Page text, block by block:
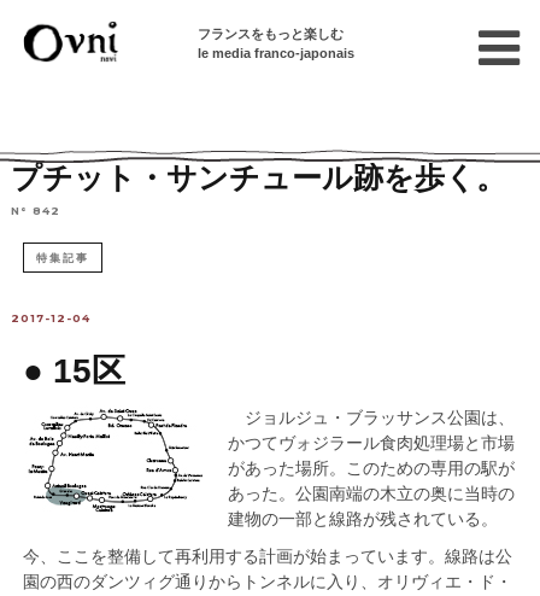
フランスをもっと楽しむ
le media franco-japonais
プチット・サンチュール跡を歩く。
N° 842
特集記事
2017-12-04
● 15区
ジョルジュ・ブラッサンス公園は、
かつてヴォジラール食肉処理場と市場
があった場所。このための専用の駅が
あった。公園南端の木立の奥に当時の
建物の一部と線路が残されている。
今、ここを整備して再利用する計画が始まっています。線路は公
園の西のダンツィグ通りからトンネルに入り、オリヴィエ・ド・